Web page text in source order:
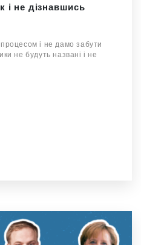
і не дізнавшись
і не дамо забути
не будуть названі і не